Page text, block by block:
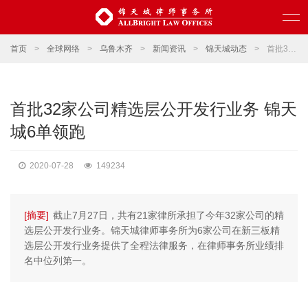
首页 > 全球网络 > 乌鲁木齐 > 新闻资讯 > 锦天城动态 > 首批32家公司精选层公开发行业务 锦天城6单领跑
首批32家公司精选层公开发行业务 锦天
城6单领跑
2020-07-28 149234
[摘要] 截止7月27日，共有21家律所承担了今年32家公司的精
选层公开发行业务。锦天城律师事务所为6家公司在新三板精
选层公开发行业务提供了全程法律服务，在律师事务所业绩排
名中位列第一。